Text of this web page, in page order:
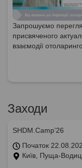
Запрошуємо
присвяченого
взаємодії
Заходи
SHDM.Camp’26
Початок
Київ, Пуща-